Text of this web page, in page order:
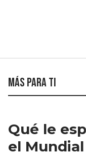
Más para ti
Qué le
el